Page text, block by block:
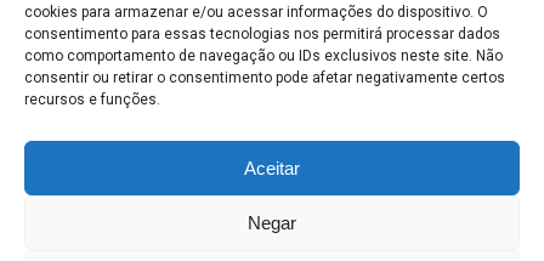
cookies para armazenar e/ou acessar informações do dispositivo. O
consentimento para essas tecnologias nos permitirá processar dados
como comportamento de navegação ou IDs exclusivos neste site. Não
consentir ou retirar o consentimento pode afetar negativamente certos
recursos e funções.
Aceitar
Negar
MAPA DO SITE
SEDE DO ADMINISTRATIVO MUNICIPAL - Avenida